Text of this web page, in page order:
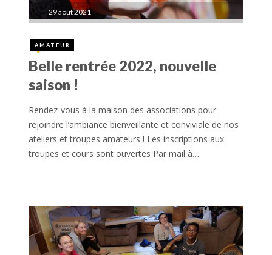
29 août 2021
AMATEUR
Belle rentrée 2022, nouvelle
saison !
Rendez-vous à la maison des associations pour
rejoindre l’ambiance bienveillante et conviviale de nos
ateliers et troupes amateurs ! Les inscriptions aux
troupes et cours sont ouvertes Par mail à…